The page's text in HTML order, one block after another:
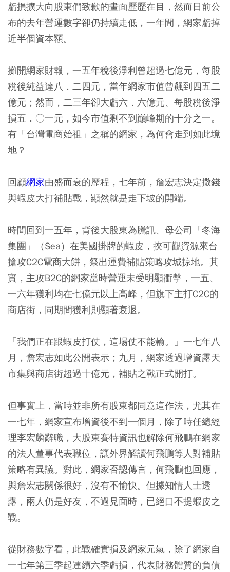
虧損擴大向股東們致歉的畫面歷歷在目，然而日前公
布的去年營運數字卻仍持續走低，一年間，網家虧掉
近半個資本額。
攤開網家財報，一五年稅後淨利曾超過七億元，每股
稅後純益達八．二四元，當年網家市值曾飆到四五二
億元；然而，二三年卻大虧六．六億元、每股稅後淨
損五．○一元，如今市值剩不到巔峰期的十分之一。
有「台灣電商始祖」之稱的網家，為何會走到如此境
地？
回顧網家由盛而衰的歷程，七年前，詹宏志決定撒錢
與蝦皮大打補貼戰，顯然就是走下坡的開端。
時間回到一五年，背後大股東為騰訊、母公司「冬海
集團」（Sea）在美國掛牌的蝦皮，挾可觀資源來台
搶攻C2C電商大餅，祭出運費補貼策略攻城掠地。其
實，主攻B2C的網家當時營運未受明顯衝擊，一五、
一六年獲利均在七億元以上高峰，但旗下主打C2C的
商店街，同期間獲利則顯著衰退。
「我們正在跟蝦皮打仗，這場仗不能輸。」一七年八
月，詹宏志如此公開表示；九月，網家透過增資露天
市集與商店街超過十億元，補貼之戰正式開打。
但事實上，當時並非所有股東都同意這作法，尤其在
一七年，網家宣布增資後不到一個月，除了時任總經
理李宏麟辭職，大股東賽特資訊也解除何飛鵬在網家
的法人董事代表職位，讓外界解讀何飛鵬等人對補貼
策略有異議。對此，網家否認傳言，何飛鵬也回應，
與詹宏志關係很好，沒有不愉快。但據知情人士透
露，兩人仍是好友，不過見面時，已絕口不提蝦皮之
戰。
從財務數字看，此戰確實損及網家元氣，除了網家自
一七年第三季起連續六季虧損，代表財務體質的負債